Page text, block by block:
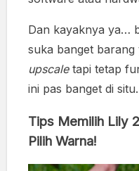
Dan kayaknya ya…
suka banget barang
upscaletapi tetap
ini pas banget di situ.
Tips Memilih Lily
Pilih Warna!